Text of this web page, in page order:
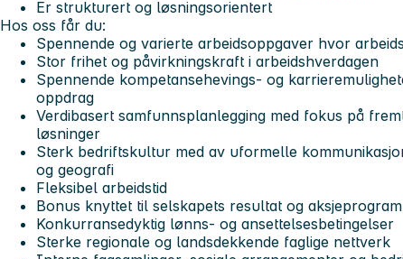
Er strukturert og løsningsorientert
Hos oss får du:
Spennende og varierte arbeidsoppgaver hvor
Stor frihet og påvirkningskraft i arbeidshverdagen
Spennende kompetansehevings- og
oppdrag
Verdibasert samfunnsplanlegging med fokus på
løsninger
Sterk bedriftskultur med av uformelle
og geografi
Fleksibel arbeidstid
Bonus knyttet til selskapets resultat og
Konkurransedyktig lønns- og ansettelsesbetingelser
Sterke regionale og landsdekkende faglige nettverk